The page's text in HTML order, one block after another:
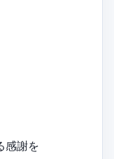
感謝を